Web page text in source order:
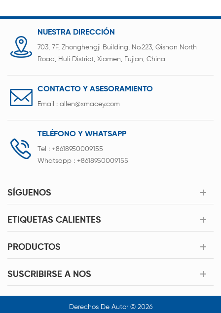
NUESTRA DIRECCIÓN
703, 7F, Zhonghengji Building, No.223, Qishan North
Road, Huli District, Xiamen, Fujian, China
CONTACTO Y ASESORAMIENTO
Email : allen@xmacey.com
TELÉFONO Y WHATSAPP
Tel : +8618950009155
Whatsapp : +8618950009155
SÍGUENOS
ETIQUETAS CALIENTES
PRODUCTOS
SUSCRIBIRSE A NOS
Derechos De Autor © 2026